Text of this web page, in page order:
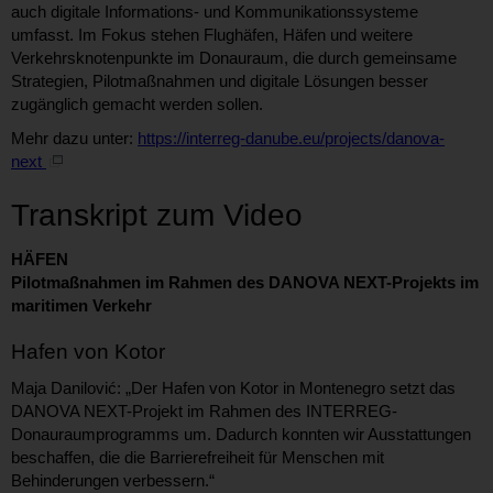
auch digitale Informations- und Kommunikationssysteme
umfasst. Im Fokus stehen Flughäfen, Häfen und weitere
Verkehrsknotenpunkte im Donauraum, die durch gemeinsame
Strategien, Pilotmaßnahmen und digitale Lösungen besser
zugänglich gemacht werden sollen.
Mehr dazu unter: https://interreg-danube.eu/projects/danova-
next
Transkript zum Video
HÄFEN
Pilotmaßnahmen im Rahmen des DANOVA NEXT-Projekts im
maritimen Verkehr
Hafen von Kotor
Maja Danilović: „Der Hafen von Kotor in Montenegro setzt das
DANOVA NEXT-Projekt im Rahmen des INTERREG-
Donauraumprogramms um. Dadurch konnten wir Ausstattungen
beschaffen, die die Barrierefreiheit für Menschen mit
Behinderungen verbessern.“